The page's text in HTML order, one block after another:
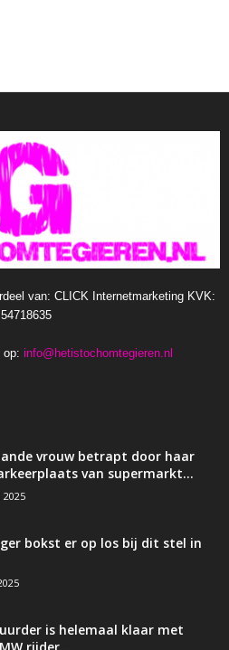
van: CLICK Internetmarketing KVK:
54718635
op: info@hetistochomtegieren.nl
vrouw betrapt door haar
van supermarkt…
bokst er op los bij dit stel in
is helemaal klaar met